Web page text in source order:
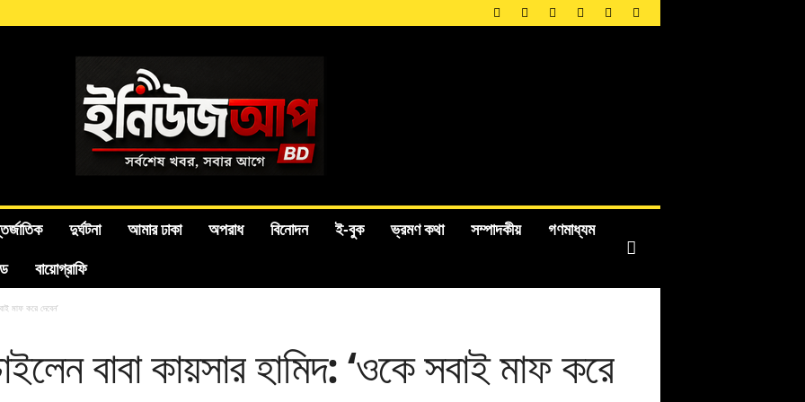
দুর্ঘটনা আমার ঢাকা অপরাধ বিনোদন ই-বুক ভ্রমণ কথা সম্পাদকীয়
গণমাধ্যম
বায়োগ্রাফি
মাফ করে দেবেন’
বাবা কায়সার হামিদ: ‘ওকে সবাই মাফ করে